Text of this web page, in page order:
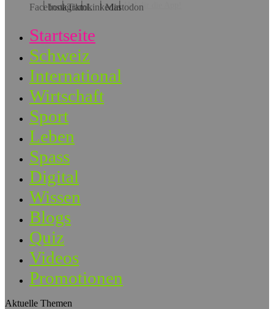
Hol dir die App!
Startseite
Schweiz
International
Wirtschaft
Sport
Leben
Spass
Digital
Wissen
Blogs
Quiz
Videos
Promotionen
Aktuelle Themen